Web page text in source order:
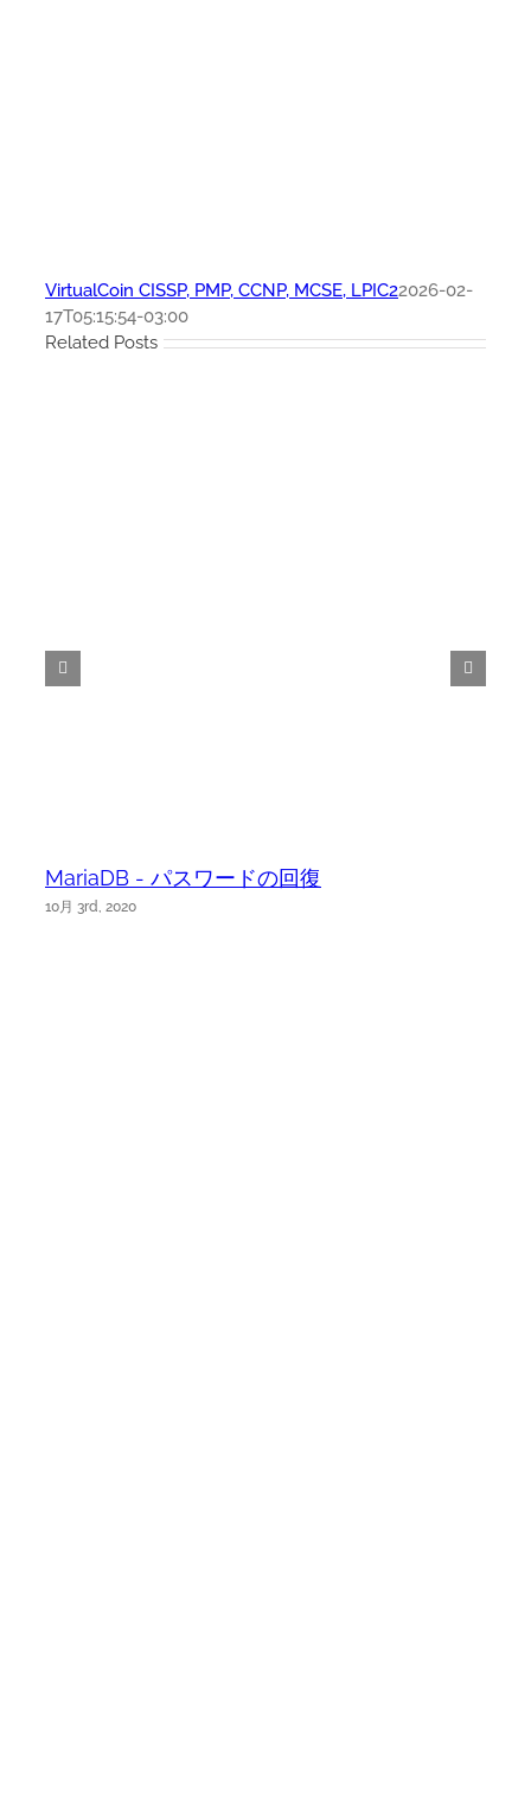
VirtualCoin CISSP, PMP, CCNP, MCSE, LPIC22026-02-
17T05:15:54-03:00
Related Posts
MariaDB - パスワードの回復
10月 3rd, 2020